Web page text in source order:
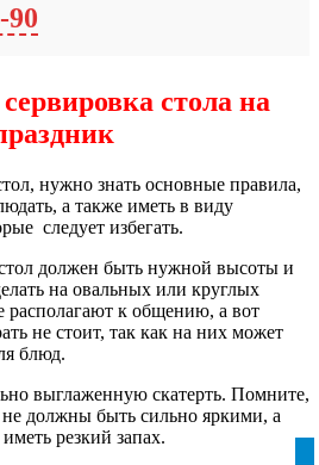
90
стола на
нужно знать основные правила,
а также иметь в виду
следует избегать.
должен быть нужной высоты и
на овальных или круглых
располагают к общению, а вот
не стоит, так как на них может
блюд.
выглаженную скатерть. Помните,
не должны быть сильно яркими, а
резкий запах.